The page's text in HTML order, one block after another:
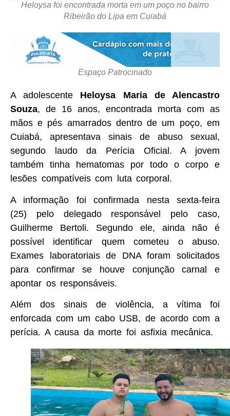
Heloysa foi encontrada morta em um poço no bairro
Ribeirão do Lipa em Cuiabá
Espaço Patrocinado
A adolescente Heloysa Maria de Alencastro
Souza, de 16 anos, encontrada morta com as
mãos e pés amarrados dentro de um poço, em
Cuiabá, apresentava sinais de abuso sexual,
segundo laudo da Perícia Oficial. A jovem
também tinha hematomas por todo o corpo e
lesões compatíveis com luta corporal.
A informação foi confirmada nesta sexta-feira
(25) pelo delegado responsável pelo caso,
Guilherme Bertoli. Segundo ele, ainda não é
possível identificar quem cometeu o abuso.
Exames laboratoriais de DNA foram solicitados
para confirmar se houve conjunção carnal e
apontar os responsáveis.
Além dos sinais de violência, a vítima foi
enforcada com um cabo USB, de acordo com a
perícia. A causa da morte foi asfixia mecânica.